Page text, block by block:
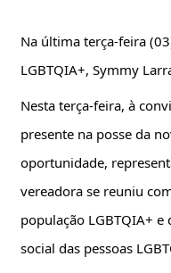
Na última terça-feira
LGBTQIA+, Symmy
Nesta terça-feira, à
presente na posse da
oportunidade,
vereadora se reuniu
população LGBTQIA+
social das pessoas